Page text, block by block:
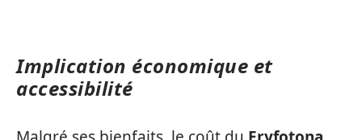
Implication économique et
accessibilité